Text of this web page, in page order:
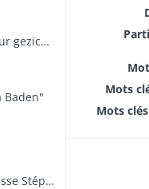
Pfeffel. Von seinem Freunde. Karpff nach der Natur gezichnet. Portrait
Baden"
Baden-Baden : Pavillon de S.A.R. la grande duchesse Stéphanie
Mots
Mots